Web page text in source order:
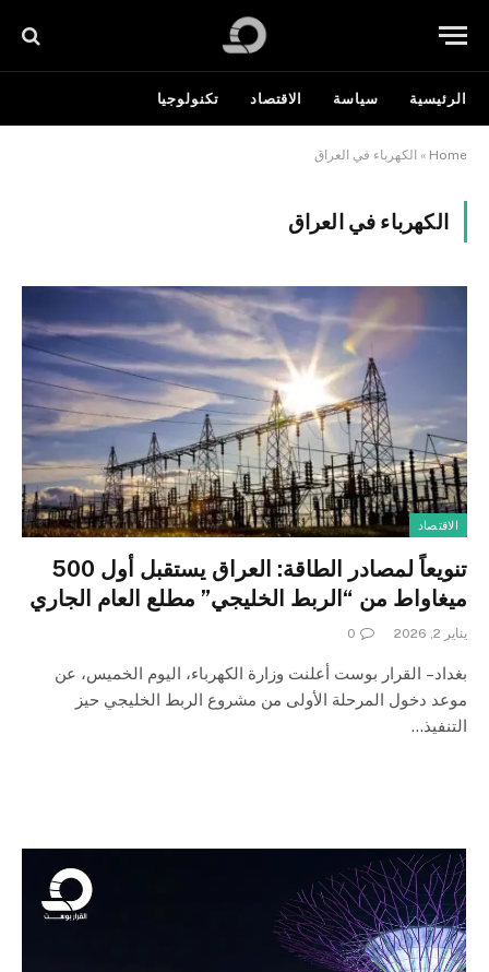
الرئيسية سياسة الاقتصاد تكنولوجيا
Home
» الكهرباء في العراق
الكهرباء في العراق
الاقتصاد
تنويعاً لمصادر الطاقة: العراق يستقبل أول 500
ميغاواط من “الربط الخليجي” مطلع العام الجاري
يناير 2, 2026 0
بغداد – القرار بوست أعلنت وزارة الكهرباء، اليوم الخميس، عن
موعد دخول المرحلة الأولى من مشروع الربط الخليجي حيز
التنفيذ…